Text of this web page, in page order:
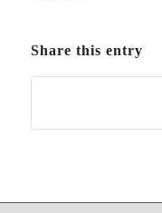
Share this entry